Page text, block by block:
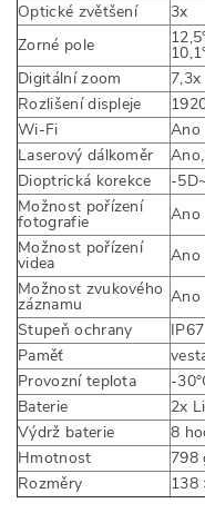
Optické zvětšení
3x
Zorné pole
Digitální zoom
7,3x
Rozlišení displeje
Wi-Fi
Ano
Laserový dálkoměr
Dioptrická korekce
-
Možnost pořízení
fotografie
Ano
Možnost pořízení
videa
Ano
Možnost zvukového
záznamu
Ano
Stupeň ochrany
IP67
Paměť
Provozní teplota
-
Baterie
2x
Výdrž baterie
8
Hmotnost
798
Rozměry
138